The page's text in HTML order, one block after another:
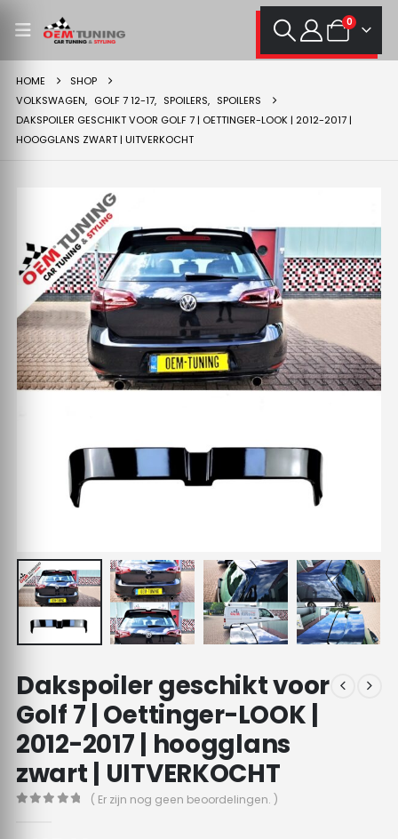
0
HOME
SHOP
VOLKSWAGEN, GOLF 7 12-17, SPOILERS, SPOILERS
DAKSPOILER GESCHIKT VOOR GOLF 7 | OETTINGER-LOOK | 2012-2017 |
HOOGGLANS ZWART | UITVERKOCHT
Dakspoiler geschikt voor
Golf 7 | Oettinger-LOOK |
2012-2017 | hoogglans
zwart | UITVERKOCHT
( Er zijn nog geen beoordelingen. )